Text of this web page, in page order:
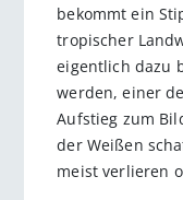
bekommt ein
tropischer
eigentlich dazu
werden, einer
Aufstieg zum
der Weißen
meist verlieren